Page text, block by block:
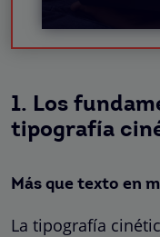
1. Los
tipografía
Más que texto en
La tipografía